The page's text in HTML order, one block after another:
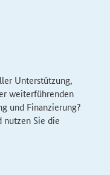
Unterstützung,
weiterführenden
und Finanzierung?
nutzen Sie die